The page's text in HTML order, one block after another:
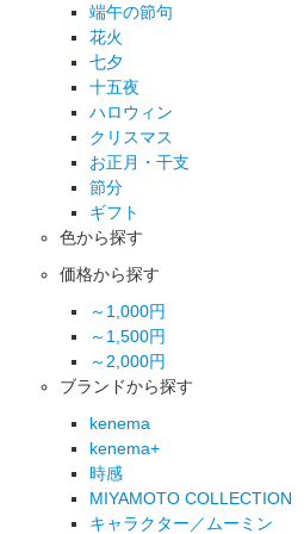
端午の節句
花火
七夕
十五夜
ハロウィン
クリスマス
お正月・干支
節分
ギフト
色から探す
価格から探す
～1,000円
～1,500円
～2,000円
ブランドから探す
kenema
kenema+
時感
MIYAMOTO COLLECTION
キャラクター／ムーミン